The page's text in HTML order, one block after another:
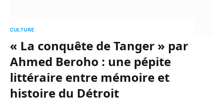
CULTURE
« La conquête de Tanger » par
Ahmed Beroho : une pépite
littéraire entre mémoire et
histoire du Détroit